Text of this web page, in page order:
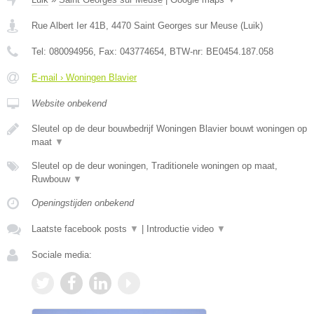
Rue Albert Ier 41B, 4470 Saint Georges sur Meuse (Luik)
Tel: 080094956, Fax: 043774654, BTW-nr: BE0454.187.058
E-mail › Woningen Blavier
Website onbekend
Sleutel op de deur bouwbedrijf Woningen Blavier bouwt woningen op
maat ▼
Sleutel op de deur woningen, Traditionele woningen op maat,
Ruwbouw ▼
Openingstijden onbekend
Laatste facebook posts ▼ Introductie video ▼
Sociale media: